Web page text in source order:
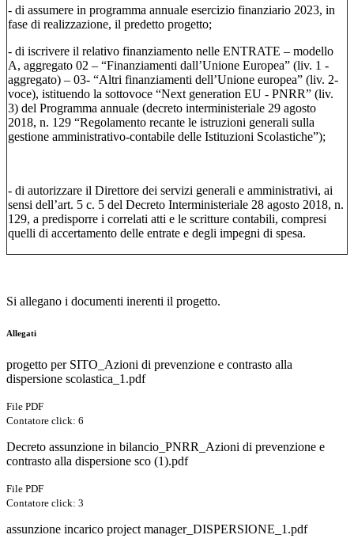
- di assumere in programma annuale esercizio finanziario 2023, in
fase di realizzazione, il predetto progetto;
- di iscrivere il relativo finanziamento nelle ENTRATE – modello
A, aggregato 02 – “Finanziamenti dall’Unione Europea” (liv. 1 -
aggregato) – 03- “Altri finanziamenti dell’Unione europea” (liv. 2-
voce), istituendo la sottovoce “Next generation EU - PNRR” (liv.
3) del Programma annuale (decreto interministeriale 29 agosto
2018, n. 129 “Regolamento recante le istruzioni generali sulla
gestione amministrativo-contabile delle Istituzioni Scolastiche”);
- di autorizzare il Direttore dei servizi generali e amministrativi, ai
sensi dell’art. 5 c. 5 del Decreto Interministeriale 28 agosto 2018, n.
129, a predisporre i correlati atti e le scritture contabili, compresi
quelli di accertamento delle entrate e degli impegni di spesa.
Si allegano i documenti inerenti il progetto.
Allegati
progetto per SITO_Azioni di prevenzione e contrasto alla
dispersione scolastica_1.pdf
File PDF
Contatore click: 6
Decreto assunzione in bilancio_PNRR_Azioni di prevenzione e
contrasto alla dispersione sco (1).pdf
File PDF
Contatore click: 3
assunzione incarico project manager_DISPERSIONE_1.pdf